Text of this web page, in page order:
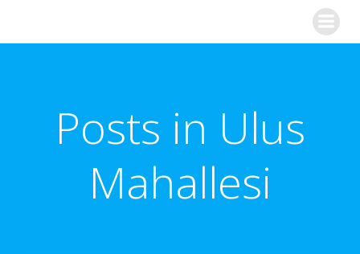
Posts in Ulus
Mahallesi